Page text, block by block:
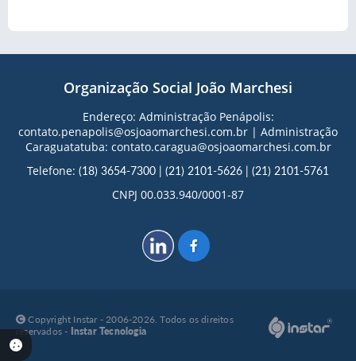
Organização Social João Marchesi
Endereço: Administração Penápolis:
contato.penapolis@osjoaomarchesi.com.br | Administração
Caraguatatuba: contato.caragua@osjoaomarchesi.com.br
Telefone: (18) 3654-7300 | (21) 2101-5626 | (21) 2101-5761
CNPJ 00.033.940/0001-87
Copyright Instar - 2006-2026. Todos os direitos
reservados - Instar Tecnologia